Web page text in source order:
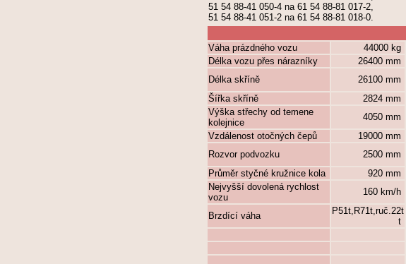
51 54 88-41 050-4 na 61 54 88-81 017-2,
51 54 88-41 051-2 na 61 54 88-81 018-0.
Váha prázdného vozu 44000 kg
Délka vozu přes nárazníky
26400 mm
Délka skříně
26100 mm
Šířka skříně
2824 mm
Výška střechy od temene
kolejnice
4050 mm
Vzdálenost otočných čepů
19000 mm
Rozvor podvozku
2500 mm
Průměr styčné kružnice kola
920 mm
Nejvyšší dovolená rychlost
vozu
160 km/h
Brzdící váha
P51t,R71t,ruč.22t
t